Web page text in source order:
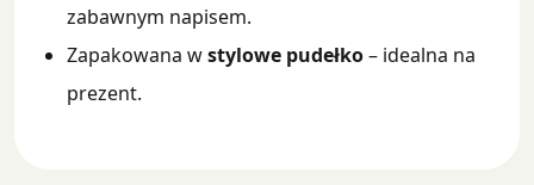
zabawnym napisem.
Zapakowana wstylowe pudełko– idealna na
prezent.